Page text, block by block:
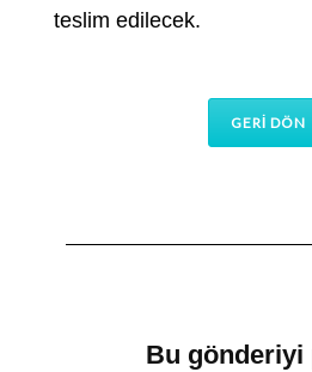
teslim edilecek.
GERİ DÖN
Bu gönderiyi